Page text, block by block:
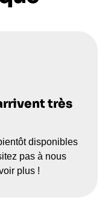
très
disponibles
pas à nous
plus !